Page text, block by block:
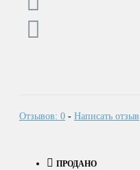
Отзывов: 0 - Написать отзыв
ПРОДАНО